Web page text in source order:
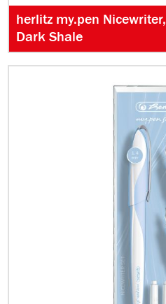
herlitz my.pen
Dark Shale